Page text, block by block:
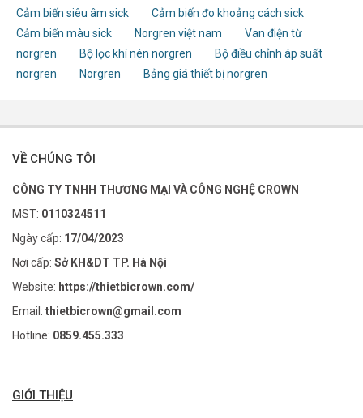
Cảm biến siêu âm sick
Cảm biến đo khoảng cách sick
Cảm biến màu sick
Norgren việt nam
Van điện từ
norgren
Bộ lọc khí nén norgren
Bộ điều chỉnh áp suất
norgren
Norgren Bảng giá thiết bị norgren
VỀ CHÚNG TÔI
CÔNG TY TNHH THƯƠNG MẠI VÀ CÔNG NGHỆ CROWN
MST: 0110324511
Ngày cấp: 17/04/2023
Nơi cấp: Sở KH&DT TP. Hà Nội
Website: https://thietbicrown.com/
Email: thietbicrown@gmail.com
Hotline: 0859.455.333
GIỚI THIỆU